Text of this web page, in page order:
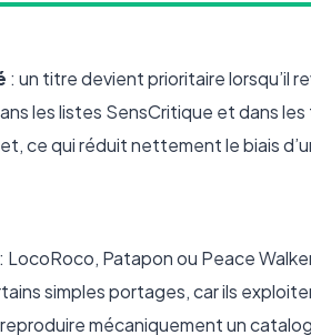
: un titre devient prioritaire lorsqu’il
les listes SensCritique et dans
ce qui réduit nettement le biais
: LocoRoco, Patapon ou Peace
simples portages, car ils
mécaniquement un